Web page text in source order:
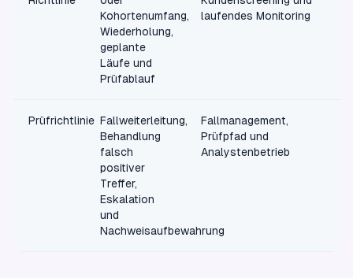
Kohortenumfang,
Wiederholung,
geplante
Läufe und
Prüfablauf
laufendes Monitoring
Prüfrichtlinie Fallweiterleitung,
Behandlung
falsch
positiver
Treffer,
Eskalation
und
Nachweisaufbewahrung
Fallmanagement,
Prüfpfad und
Analystenbetrieb